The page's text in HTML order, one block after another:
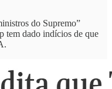
do Supremo”
tem dado indícios de que